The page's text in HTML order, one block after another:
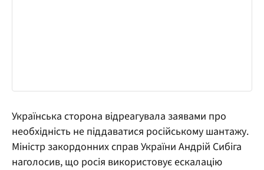
Українська сторона відреагувала заявами про
необхідність не піддаватися російському шантажу.
Міністр закордонних справ України Андрій Сибіга
наголосив, що росія використовує ескалацію